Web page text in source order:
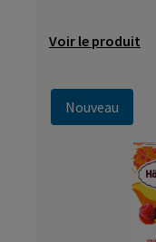
Voir le produit
Nouveau